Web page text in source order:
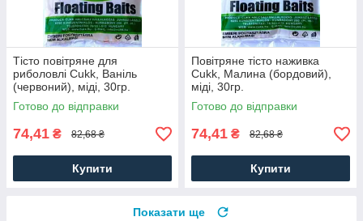
Тісто повітряне для
риболовлі Cukk, Ваніль
(червоний), міді, 30гр.
Готово до відправки
74,41 ₴ 82,68 ₴
Купити
Повітряне тісто наживка
Cukk, Малина (бордовий),
міді, 30гр.
Готово до відправки
74,41 ₴ 82,68 ₴
Купити
Показати ще